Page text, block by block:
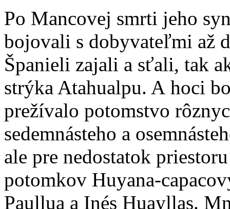
Po Mancovej smrti jeho
bojovali s dobyvateľmi až
Španieli zajali a sťali, tak
strýka Atahualpu. A hoci
prežívalo potomstvo
sedemnásteho a
ale pre nedostatok
potomkov Huyana-
Paullua a Inés Huayllas.